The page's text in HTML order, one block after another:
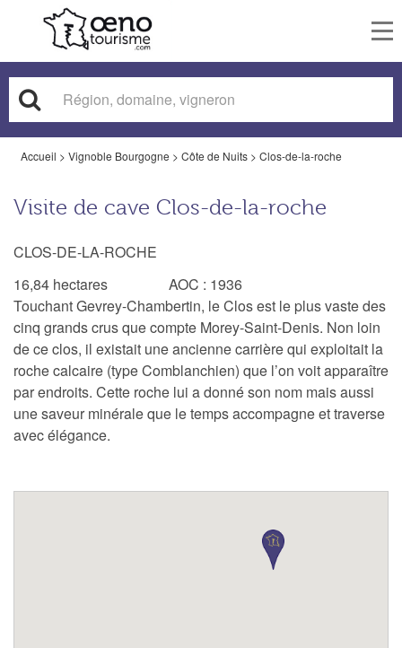
Accueil > Vignoble Bourgogne > Côte de Nuits > Clos-de-la-roche
Visite de cave Clos-de-la-roche
CLOS-DE-LA-ROCHE
16,84 hectares AOC : 1936
Touchant Gevrey-Chambertin, le Clos est le plus vaste des
cinq grands crus que compte Morey-Saint-Denis. Non loin
de ce clos, il existait une ancienne carrière qui exploitait la
roche calcaire (type Comblanchien) que l’on voit apparaître
par endroits. Cette roche lui a donné son nom mais aussi
une saveur minérale que le temps accompagne et traverse
avec élégance.